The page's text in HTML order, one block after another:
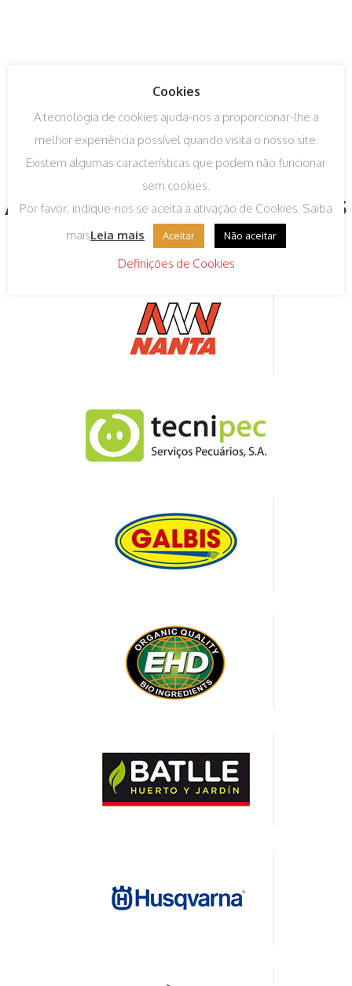
Algumas das nossas marcas
Cookies
A tecnologia de cookies ajuda-nos a proporcionar-lhe a
melhor experiência possível quando visita o nosso site.
Existem algumas características que podem não funcionar
sem cookies.
Por favor, indique-nos se aceita a ativação de Cookies. Saiba
maisLeia mais.. Aceitar Não aceitar
Definições de Cookies